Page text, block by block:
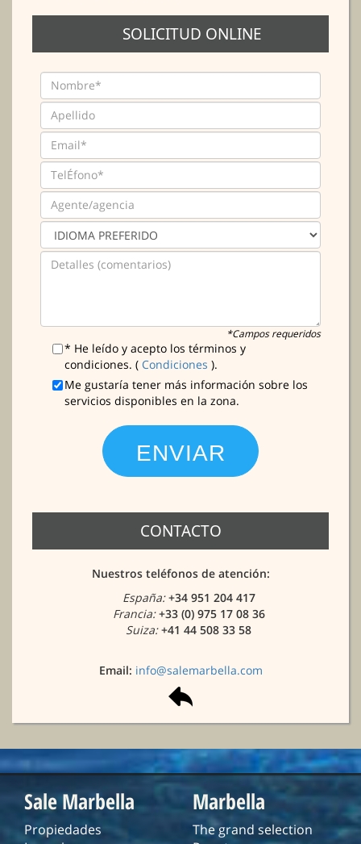
SOLICITUD ONLINE
*Campos requeridos
* He leído y acepto los términos y
condiciones. ( Condiciones ).
Me gustaría tener más información sobre los
servicios disponibles en la zona.
CONTACTO
Nuestros teléfonos de atención:
España:+34 951 204 417
Francia:+33 (0) 975 17 08 36
Suiza:+41 44 508 33 58
Email: info@salemarbella.com
Sale Marbella
Propiedades
Marbella
The grand selection